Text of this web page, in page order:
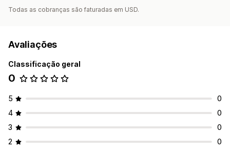
Todas as cobranças são faturadas em USD.
Avaliações
Classificação geral
0
5
0
4
0
3
0
2
0